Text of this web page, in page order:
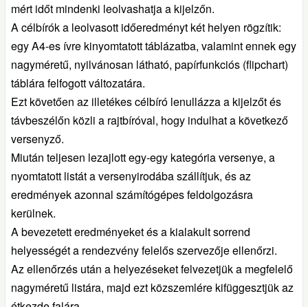
mért időt mindenki leolvashatja a kijelzőn.
A célbírók a leolvasott időeredményt két helyen rögzítik:
egy A4-es ívre kinyomtatott táblázatba, valamint ennek egy
nagyméretű, nyilvánosan látható, papírfunkciós (flipchart)
táblára felfogott változatára.
Ezt követően az illetékes célbíró lenullázza a kijelzőt és
távbeszélőn közli a rajtbíróval, hogy indulhat a következő
versenyző.
Miután teljesen lezajlott egy-egy kategória versenye, a
nyomtatott listát a versenyirodába szállítjuk, és az
eredmények azonnal számítógépes feldolgozásra
kerülnek.
A bevezetett eredményeket és a kialakult sorrend
helyességét a rendezvény felelős szervezője ellenőrzi.
Az ellenőrzés után a helyezéseket felvezetjük a megfelelő
nagyméretű listára, majd ezt közszemlére kifüggesztjük az